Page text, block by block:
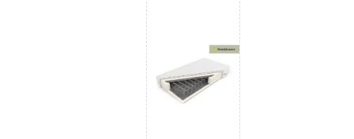
1
361 zł
do
2
352 zł